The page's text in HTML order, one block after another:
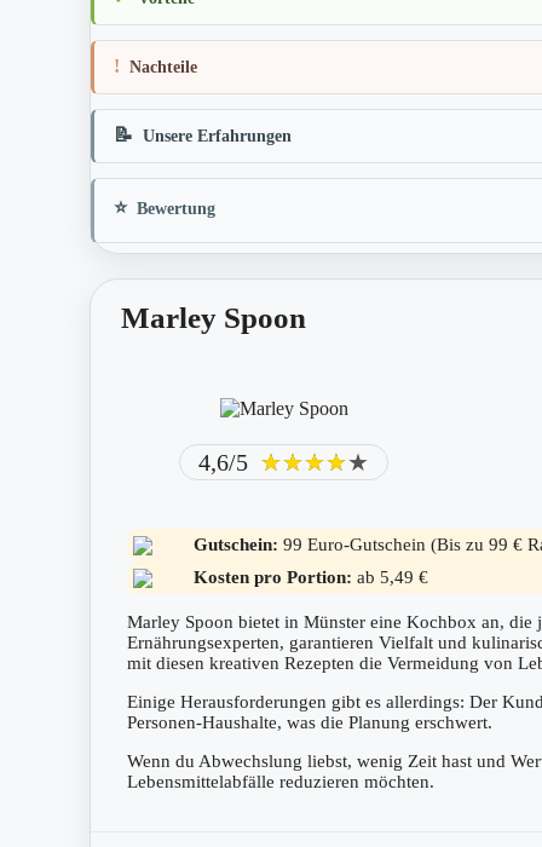
Nachteile
Unsere Erfahrungen
Bewertung
Marley Spoon
4,6/5 ★★★★★
★★★★★
Gutschein:99 Euro-Gutschein (Bis zu 99 €
Kosten pro Portion:ab 5,49 €
Marley Spoon bietet in Münster eine Kochbox an, die
Ernährungsexperten, garantieren Vielfalt und
mit diesen kreativen Rezepten die Vermeidung von
Einige Herausforderungen gibt es allerdings: Der
Personen-Haushalte, was die Planung erschwert.
Wenn du Abwechslung liebst, wenig Zeit hast und
Lebensmittelabfälle reduzieren möchten.